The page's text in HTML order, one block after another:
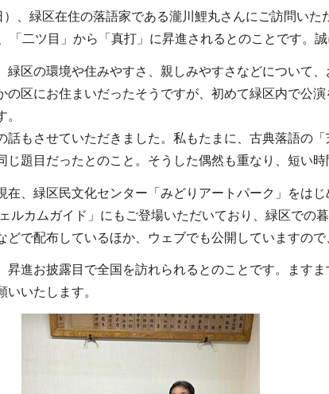
、緑区在住の落語家である瀧川鯉丸さんにご訪問いた
「二ツ目」から「真打」に昇進されるとのことです。誠
緑区の環境や住みやすさ、親しみやすさなどについて、
の区にお住まいだったそうですが、初めて緑区内で公
話もさせていただきました。私もたまに、古典落語の
じ題目だったとのこと。そうした偶然も重なり、短い
在、緑区民文化センター「みどりアートパーク」をは
ルカムガイド」にもご登場いただいており、緑区で
どで配布しているほか、ウェブでも公開していますので
昇進お披露目で全国を訪れられるとのことです。ます
いいたします。